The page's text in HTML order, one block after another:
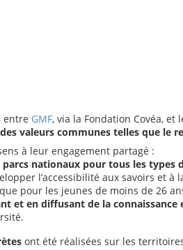
entre GMF, via la Fondation Covéa,
des valeurs communes telles que le
à leur engagement partagé :
nationaux pour tous les types
l’accessibilité aux savoirs et à
pour les jeunes de moins de 26
et en diffusant de la
ont été réalisées sur les